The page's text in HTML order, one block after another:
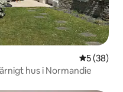
5 av 5 i
5 (38)
hus i Normandie